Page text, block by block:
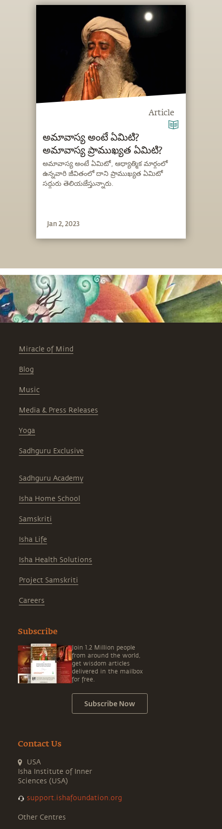
Article
అమావాస్య అంటే ఏమిటి?
అమావాస్య ప్రాముఖ్యత ఏమిటి?
అమావాస్య అంటే ఏమిటో, ఆధ్యాత్మిక మార్గంలో
ఉన్నవారి జీవితంలో దాని ప్రాముఖ్యత ఏమిటో
సద్గురు తెలియజేస్తున్నారు.
Jan 2, 2023
Miracle of Mind
Blog
Music
Media & Press Releases
Yoga
Sadhguru Exclusive
Sadhguru Academy
Isha Home School
Samskriti
Isha Life
Isha Health Solutions
Project Samskriti
Careers
Subscribe
Join 1.2 Million people
from around the world,
get wisdom articles
delivered in the mailbox
for free.
Subscribe Now
Contact Us
USA
Isha Institute of Inner
Sciences (USA)
support.ishafoundation.org
Other Centres